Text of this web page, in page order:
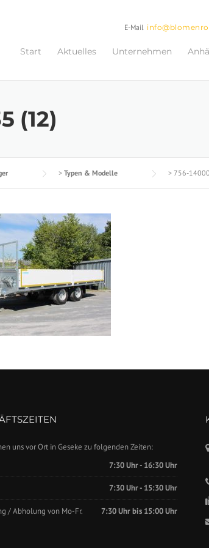
E-Mail
Start Aktuelles Unternehmen
(12)
> Typen & Modelle > 756-
uns vor Ort in Geseke zu folgenden Zeiten:
7:30 Uhr - 16:30 Uhr
7:30 Uhr - 15:30 Uhr
/ Abholung von Mo-Fr. 7:30 Uhr bis 15:00 Uhr